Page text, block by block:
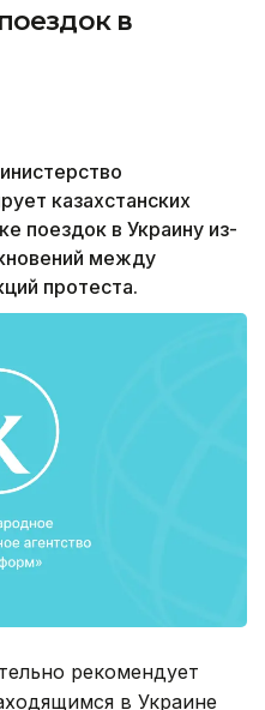
в
казахстанских
поездок в Украину из-
между
протеста.
рекомендует
в Украине